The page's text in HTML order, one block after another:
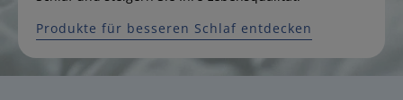
Produkte für besseren Schlaf entdecken